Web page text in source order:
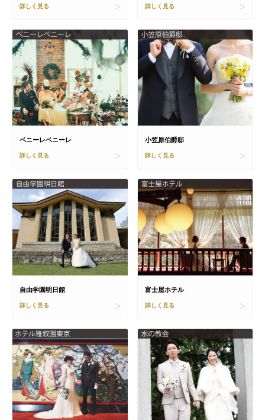
詳しく見る 詳しく見る
ベニーレベニーレ
詳しく見る
小笠原伯爵邸
詳しく見る
自由学園明日館
詳しく見る
富士屋ホテル
詳しく見る